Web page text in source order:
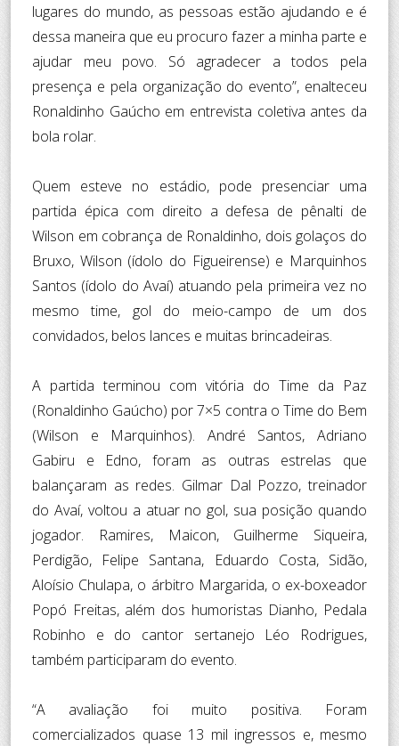
lugares do mundo, as pessoas estão ajudando e é
dessa maneira que eu procuro fazer a minha parte e
ajudar meu povo. Só agradecer a todos pela
presença e pela organização do evento”, enalteceu
Ronaldinho Gaúcho em entrevista coletiva antes da
bola rolar.
Quem esteve no estádio, pode presenciar uma
partida épica com direito a defesa de pênalti de
Wilson em cobrança de Ronaldinho, dois golaços do
Bruxo, Wilson (ídolo do Figueirense) e Marquinhos
Santos (ídolo do Avaí) atuando pela primeira vez no
mesmo time, gol do meio-campo de um dos
convidados, belos lances e muitas brincadeiras.
A partida terminou com vitória do Time da Paz
(Ronaldinho Gaúcho) por 7×5 contra o Time do Bem
(Wilson e Marquinhos). André Santos, Adriano
Gabiru e Edno, foram as outras estrelas que
balançaram as redes. Gilmar Dal Pozzo, treinador
do Avaí, voltou a atuar no gol, sua posição quando
jogador. Ramires, Maicon, Guilherme Siqueira,
Perdigão, Felipe Santana, Eduardo Costa, Sidão,
Aloísio Chulapa, o árbitro Margarida, o ex-boxeador
Popó Freitas, além dos humoristas Dianho, Pedala
Robinho e do cantor sertanejo Léo Rodrigues,
também participaram do evento.
“A avaliação foi muito positiva. Foram
comercializados quase 13 mil ingressos e, mesmo